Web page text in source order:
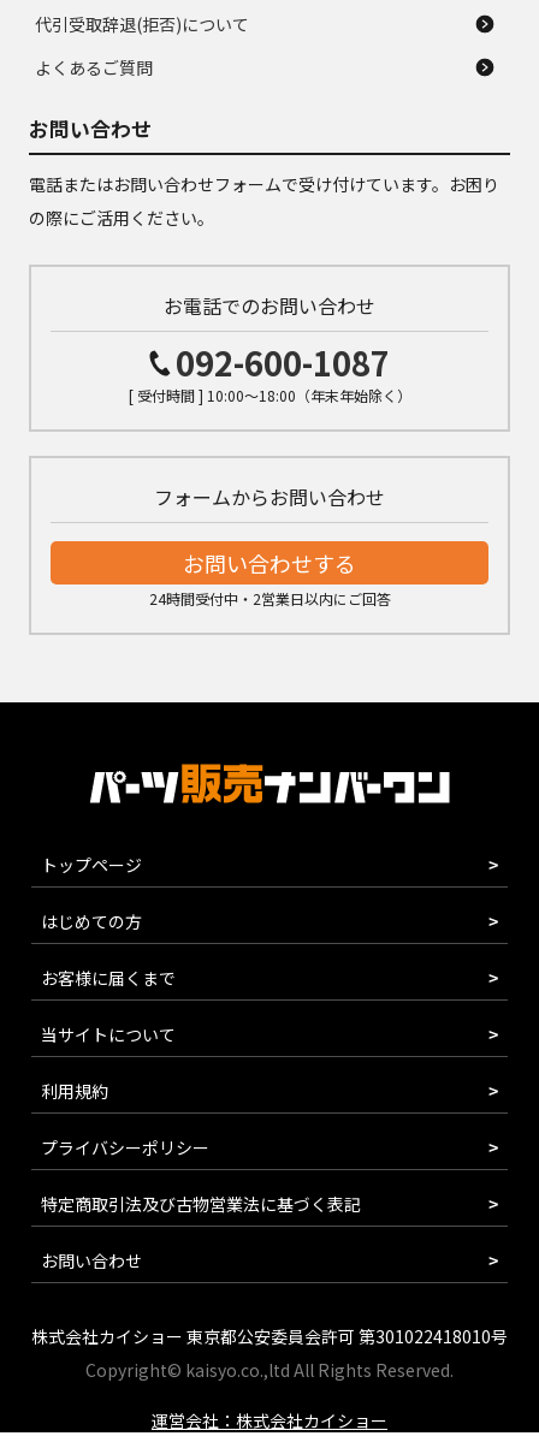
代引受取辞退(拒否)について
よくあるご質問
お問い合わせ
電話またはお問い合わせフォームで受け付けています。お困り
の際にご活用ください。
お電話でのお問い合わせ
092-600-1087
[ 受付時間 ] 10:00～18:00（年末年始除く）
フォームからお問い合わせ
お問い合わせする
24時間受付中・2営業日以内にご回答
トップページ
はじめての方
お客様に届くまで
当サイトについて
利用規約
プライバシーポリシー
特定商取引法及び古物営業法に基づく表記
お問い合わせ
株式会社カイショー 東京都公安委員会許可 第301022418010号
Copyright© kaisyo.co.,ltd All Rights Reserved.
運営会社：株式会社カイショー